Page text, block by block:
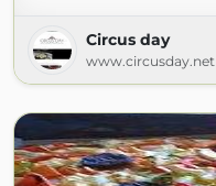
Circus day
www.circusday.net